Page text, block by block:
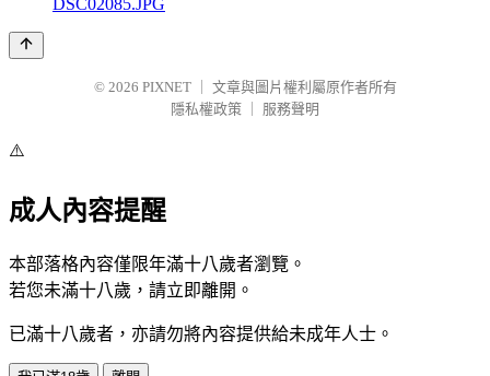
© 2026 PIXNET
文章與圖片權利屬原作者所有
隱私權政策
服務聲明
⚠️
成人內容提醒
本部落格內容僅限年滿十八歲者瀏覽。
若您未滿十八歲，請立即離開。
已滿十八歲者，亦請勿將內容提供給未成年人士。